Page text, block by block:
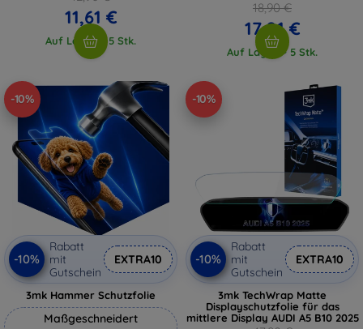
11,61 €
Auf Lager > 5 Stk.
18,90 €
17,01 €
Auf Lager > 5 Stk.
-10%
-10%
Rabatt
mit
Gutschein
EXTRA10
3mk Hammer Schutzfolie
Maßgeschneidert
-10%
-10%
Rabatt
mit
Gutschein
EXTRA10
3mk TechWrap Matte
Displayschutzfolie für das
mittlere Display AUDI A5 B10 2025